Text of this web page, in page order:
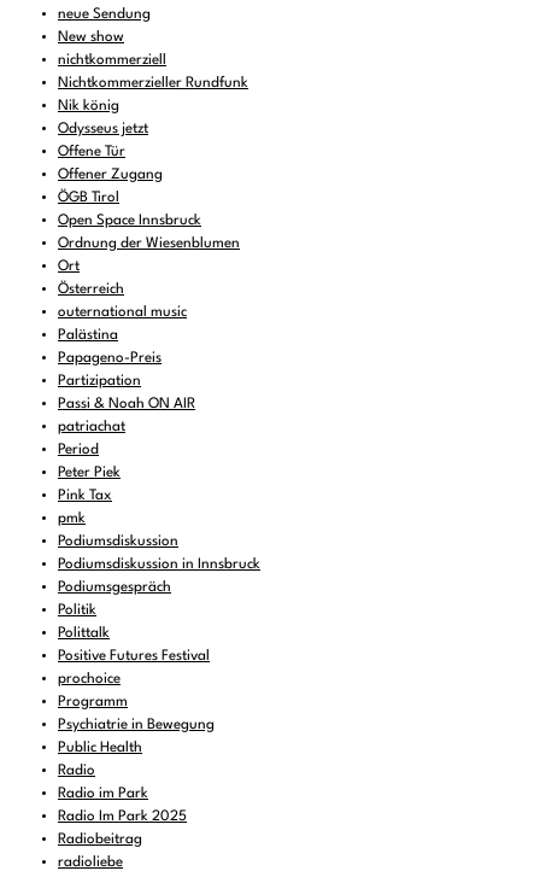
neue Sendung
New show
nichtkommerziell
Nichtkommerzieller Rundfunk
Nik könig
Odysseus jetzt
Offene Tür
Offener Zugang
ÖGB Tirol
Open Space Innsbruck
Ordnung der Wiesenblumen
Ort
Österreich
outernational music
Palästina
Papageno-Preis
Partizipation
Passi & Noah ON AIR
patriachat
Period
Peter Piek
Pink Tax
pmk
Podiumsdiskussion
Podiumsdiskussion in Innsbruck
Podiumsgespräch
Politik
Polittalk
Positive Futures Festival
prochoice
Programm
Psychiatrie in Bewegung
Public Health
Radio
Radio im Park
Radio Im Park 2025
Radiobeitrag
radioliebe